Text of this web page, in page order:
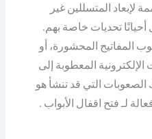
المتسللين غير
أحيانًا تحديات خاصة بهم.
المفاتيح المحشورة، أو
الإلكترونية المعطوبة إلى
التي قد تنشأ هو
لـ فتح اقفال الأبواب .